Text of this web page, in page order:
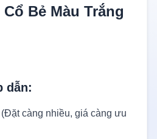
Bẻ Màu Trắng
dẫn:
càng nhiều, giá càng ưu